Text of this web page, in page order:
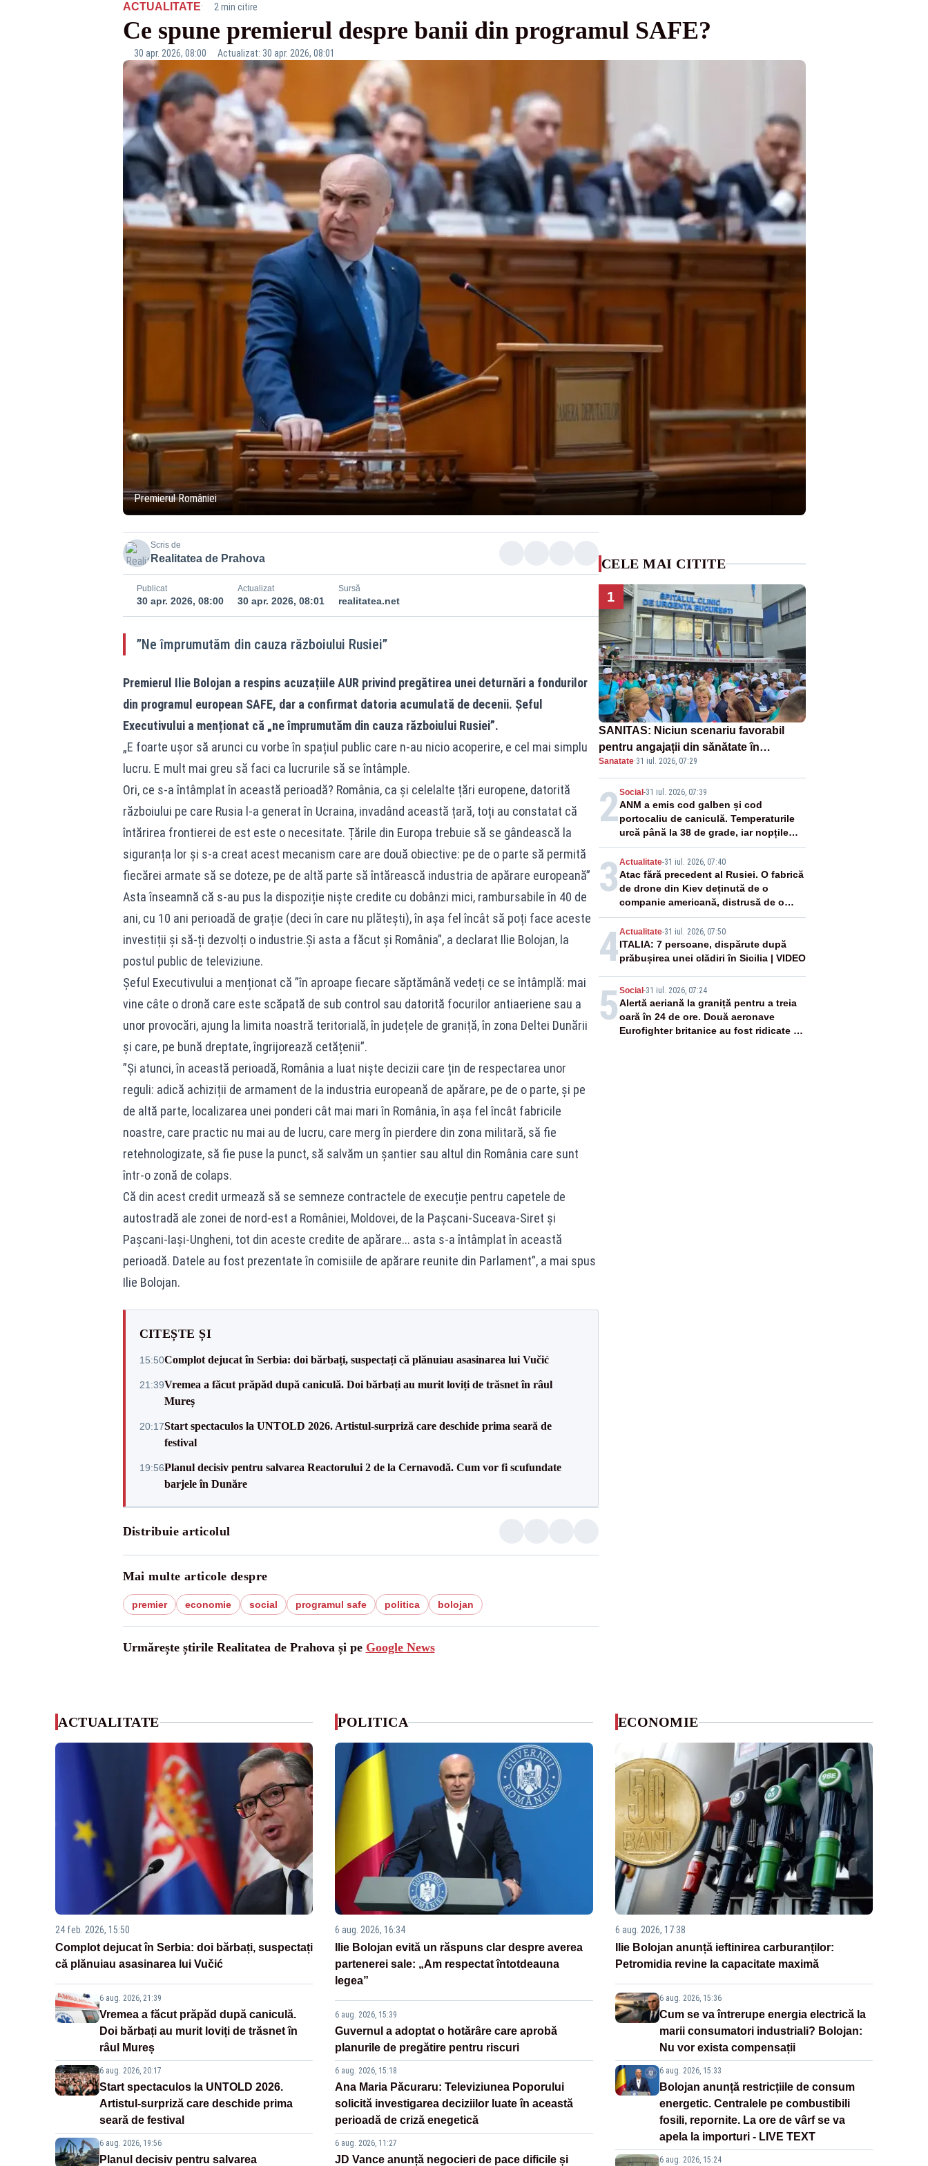
ACTUALITATE· 2 min citire
Ce spune premierul despre banii din programul SAFE?
30 apr. 2026, 08:00 Actualizat: 30 apr. 2026, 08:01
Premierul României
Scris de
Realitatea de Prahova
Publicat
30 apr. 2026, 08:00
Actualizat
30 apr. 2026, 08:01
Sursă
realitatea.net
”Ne împrumutăm din cauza războiului Rusiei”
Premierul Ilie Bolojan a respins acuzațiile AUR privind pregătirea unei deturnări a fondurilor
din programul european SAFE, dar a confirmat datoria acumulată de decenii. Șeful
Executivului a menționat că „ne împrumutăm din cauza războiului Rusiei”.
„E foarte ușor să arunci cu vorbe în spațiul public care n-au nicio acoperire, e cel mai simplu
lucru. E mult mai greu să faci ca lucrurile să se întâmple.
Ori, ce s-a întâmplat în această perioadă? România, ca și celelalte țări europene, datorită
războiului pe care Rusia l-a generat în Ucraina, invadând această țară, toți au constatat că
întărirea frontierei de est este o necesitate. Țările din Europa trebuie să se gândească la
siguranța lor și s-a creat acest mecanism care are două obiective: pe de o parte să permită
fiecărei armate să se doteze, pe de altă parte să întărească industria de apărare europeană”
Asta înseamnă că s-au pus la dispoziție niște credite cu dobânzi mici, rambursabile în 40 de
ani, cu 10 ani perioadă de grație (deci în care nu plătești), în așa fel încât să poți face aceste
investiții și să-ți dezvolți o industrie.Și asta a făcut și România”, a declarat Ilie Bolojan, la
postul public de televiziune.
Șeful Executivului a menționat că ”în aproape fiecare săptămână vedeți ce se întâmplă: mai
vine câte o dronă care este scăpată de sub control sau datorită focurilor antiaeriene sau a
unor provocări, ajung la limita noastră teritorială, în județele de graniță, în zona Deltei Dunării
și care, pe bună dreptate, îngrijorează cetățenii”.
”Și atunci, în această perioadă, România a luat niște decizii care țin de respectarea unor
reguli: adică achiziții de armament de la industria europeană de apărare, pe de o parte, și pe
de altă parte, localizarea unei ponderi cât mai mari în România, în așa fel încât fabricile
noastre, care practic nu mai au de lucru, care merg în pierdere din zona militară, să fie
retehnologizate, să fie puse la punct, să salvăm un șantier sau altul din România care sunt
într-o zonă de colaps.
Că din acest credit urmează să se semneze contractele de execuție pentru capetele de
autostradă ale zonei de nord-est a României, Moldovei, de la Pașcani-Suceava-Siret și
Pașcani-Iași-Ungheni, tot din aceste credite de apărare... asta s-a întâmplat în această
perioadă. Datele au fost prezentate în comisiile de apărare reunite din Parlament”, a mai spus
Ilie Bolojan.
CITEȘTE ȘI
15:50Complot dejucat în Serbia: doi bărbați, suspectați că plănuiau asasinarea lui Vučić
21:39Vremea a făcut prăpăd după caniculă. Doi bărbați au murit loviți de trăsnet în râul
Mureș
20:17Start spectaculos la UNTOLD 2026. Artistul-surpriză care deschide prima seară de
festival
19:56Planul decisiv pentru salvarea Reactorului 2 de la Cernavodă. Cum vor fi scufundate
barjele în Dunăre
Distribuie articolul
Mai multe articole despre
premier economie social programul safe politica bolojan
Urmărește știrile Realitatea de Prahova și pe Google News
CELE MAI CITITE
1
SANITAS: Niciun scenariu favorabil
pentru angajații din sănătate în
proiectul Legii salarizării
Sanatate·31 iul. 2026, 07:29
2Social -31 iul. 2026, 07:39
ANM a emis cod galben și cod
portocaliu de caniculă. Temperaturile
urcă până la 38 de grade, iar nopțile
devin tropicale
3 Actualitate-31 iul. 2026, 07:40
Atac fără precedent al Rusiei. O fabrică
de drone din Kiev deținută de o
companie americană, distrusă de o
rachetă rusească
4Actualitate-31 iul. 2026, 07:50
ITALIA: 7 persoane, dispărute după
prăbușirea unei clădiri în Sicilia | VIDEO
5 Social -31 iul. 2026, 07:24
Alertă aeriană la graniță pentru a treia
oară în 24 de ore. Două aeronave
Eurofighter britanice au fost ridicate de
ACTUALITATE
24 feb. 2026, 15:50
Complot dejucat în Serbia: doi bărbați, suspectați
că plănuiau asasinarea lui Vučić
6 aug. 2026, 21:39
Vremea a făcut prăpăd după caniculă.
Doi bărbați au murit loviți de trăsnet în
râul Mureș
6 aug. 2026, 20:17
Start spectaculos la UNTOLD 2026.
Artistul-surpriză care deschide prima
seară de festival
6 aug. 2026, 19:56
Planul decisiv pentru salvarea
POLITICA
6 aug. 2026, 16:34
Ilie Bolojan evită un răspuns clar despre averea
partenerei sale: „Am respectat întotdeauna
legea”
6 aug. 2026, 15:39
Guvernul a adoptat o hotărâre care aprobă
planurile de pregătire pentru riscuri
6 aug. 2026, 15:18
Ana Maria Păcuraru: Televiziunea Poporului
solicită investigarea deciziilor luate în această
perioadă de criză enegetică
6 aug. 2026, 11:27
JD Vance anunță negocieri de pace dificile și
ECONOMIE
6 aug. 2026, 17:38
Ilie Bolojan anunță ieftinirea carburanților:
Petromidia revine la capacitate maximă
6 aug. 2026, 15:36
Cum se va întrerupe energia electrică la
marii consumatori industriali? Bolojan:
Nu vor exista compensații
6 aug. 2026, 15:33
Bolojan anunță restricțiile de consum
energetic. Centralele pe combustibili
fosili, repornite. La ore de vârf se va
apela la importuri - LIVE TEXT
6 aug. 2026, 15:24